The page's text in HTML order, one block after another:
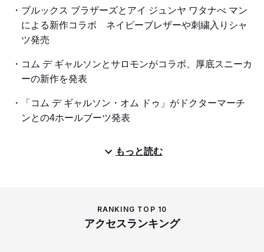
ブルックス ブラザーズとアイ ジュンヤ ワタナべ マン
による新作コラボ ネイビーブレザーや刺繍入りシャ
ツ発売
コム デ ギャルソンとサロモンがコラボ、厚底スニーカ
ーの新作を発表
「コム デ ギャルソン・オム ドゥ」がドクターマーチ
ンとの4ホールブーツ発表
もっと読む
RANKING TOP 10
アクセスランキング